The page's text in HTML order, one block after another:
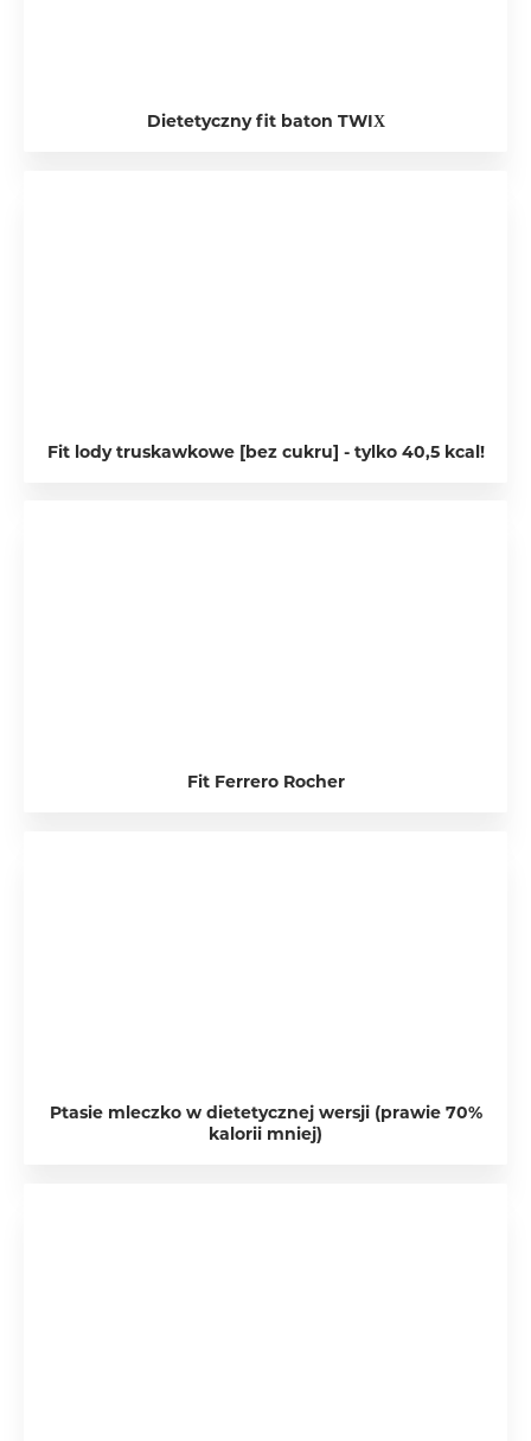
Dietetyczny fit baton TWIX
Fit lody truskawkowe [bez cukru] - tylko 40,5 kcal!
Fit Ferrero Rocher
Ptasie mleczko w dietetycznej wersji (prawie 70%
kalorii mniej)